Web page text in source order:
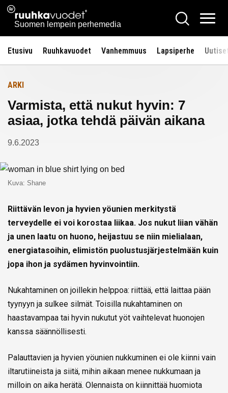
Siirry
sisältöön
Ruuhkavuodet.fi
Suomen lempein perhemedia
Hae
Etusivu Ruuhkavuodet Vanhemmuus Lapsiperhe
Etusivulle
ARKI
Varmista, että nukut hyvin: 7
asiaa, jotka tehdä päivän aikana
9.6.2023
Kuva: Shane
Riittävän levon ja hyvien yöunien merkitystä
terveydelle ei voi korostaa liikaa. Jos nukut liian vähän
ja unen laatu on huono, heijastuu se niin mielialaan,
energiatasoihin, elimistön puolustusjärjestelmään kuin
jopa ihon ja sydämen hyvinvointiin.
Nukahtaminen on joillekin helppoa: riittää, että laittaa pään
tyynyyn ja sulkee silmät. Toisilla nukahtaminen on
haastavampaa tai hyvin nukutut yöt vaihtelevat huonojen
kanssa säännöllisesti.
Palauttavien ja hyvien yöunien nukkuminen ei ole kiinni vain
iltarutiineista ja siitä, mihin aikaan menee nukkumaan ja
milloin on aika herätä. Olennaista on kiinnittää huomiota